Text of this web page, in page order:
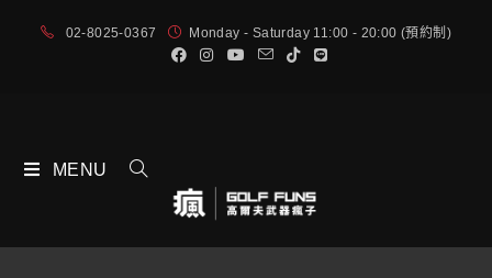
02-8025-0367 Monday - Saturday 11:00 - 20:00 (預約制)
MENU